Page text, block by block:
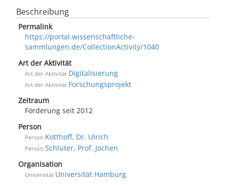
Beschreibung
Permalink
https://portal.wissenschaftliche-
sammlungen.de/CollectionActivity/1040
Art der Aktivität
Art der Aktivität Digitalisierung
Art der Aktivität Forschungsprojekt
Zeitraum
Förderung seit 2012
Person
Person Kotthoff, Dr. Ulrich
Person Schlüter, Prof. Jochen
Organisation
Universität Universität Hamburg